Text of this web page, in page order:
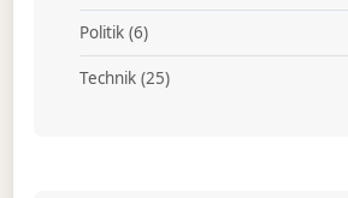
Politik(6)
Technik(25)